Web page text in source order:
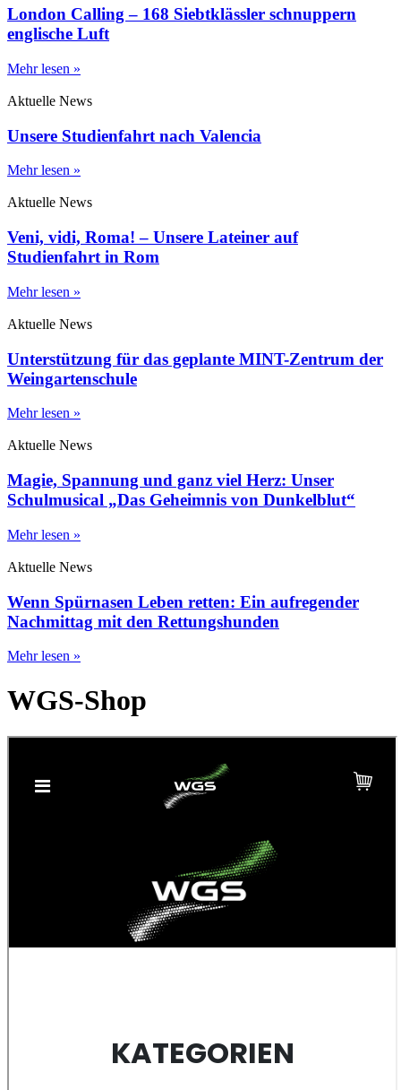
London Calling – 168 Siebtklässler schnuppern
englische Luft
Mehr lesen »
Aktuelle News
Unsere Studienfahrt nach Valencia
Mehr lesen »
Aktuelle News
Veni, vidi, Roma! – Unsere Lateiner auf
Studienfahrt in Rom
Mehr lesen »
Aktuelle News
Unterstützung für das geplante MINT-Zentrum der
Weingartenschule
Mehr lesen »
Aktuelle News
Magie, Spannung und ganz viel Herz: Unser
Schulmusical „Das Geheimnis von Dunkelblut“
Mehr lesen »
Aktuelle News
Wenn Spürnasen Leben retten: Ein aufregender
Nachmittag mit den Rettungshunden
Mehr lesen »
WGS-Shop